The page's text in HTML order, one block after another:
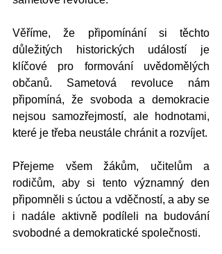
Věříme, že připomínání si těchto
důležitých historických událostí je
klíčové pro formování uvědomělých
občanů. Sametová revoluce nám
připomíná, že svoboda a demokracie
nejsou samozřejmostí, ale hodnotami,
které je třeba neustále chránit a rozvíjet.
Přejeme všem žákům, učitelům a
rodičům, aby si tento významný den
připomněli s úctou a vděčností, a aby se
i nadále aktivně podíleli na budování
svobodné a demokratické společnosti.